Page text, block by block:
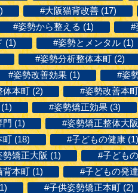
#大阪猫背改善 (17)
#姿勢から整える (1)
#
(1) #姿勢とメンタル (1)
#姿勢分析整体本町 (2)
#姿勢改善効果 (1)
#姿
体本町 (2) #姿勢改善本
#姿勢矯正効果 (3)
門 (1)
#姿勢矯正整体大
町 (18) #子どもの健康 (1)
勢矯正大阪 (1)
#子ども
背本町 (1)
#子どもの発
#子供姿勢矯正本町 (2)